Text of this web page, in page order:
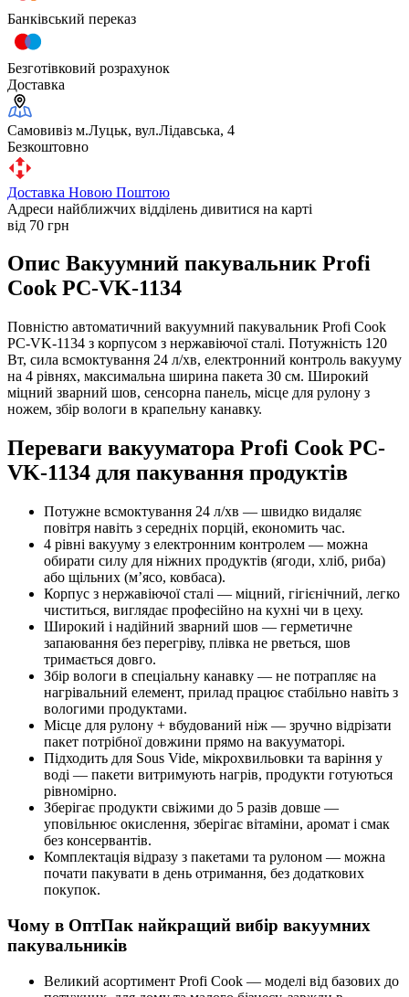
Банківський переказ
Безготівковий розрахунок
Доставка
Самовивіз м.Луцьк, вул.Лідавська, 4
Безкоштовно
Доставка Новою Поштою
Адреси найближчих відділень дивитися на карті
від 70 грн
Опис Вакуумний пакувальник Profi
Cook PC-VK-1134
Повністю автоматичний вакуумний пакувальник Profi Cook
PC-VK-1134 з корпусом з нержавіючої сталі. Потужність 120
Вт, сила всмоктування 24 л/хв, електронний контроль вакууму
на 4 рівнях, максимальна ширина пакета 30 см. Широкий
міцний зварний шов, сенсорна панель, місце для рулону з
ножем, збір вологи в крапельну канавку.
Переваги вакууматора Profi Cook PC-
VK-1134 для пакування продуктів
Потужне всмоктування 24 л/хв — швидко видаляє
повітря навіть з середніх порцій, економить час.
4 рівні вакууму з електронним контролем — можна
обирати силу для ніжних продуктів (ягоди, хліб, риба)
або щільних (м’ясо, ковбаса).
Корпус з нержавіючої сталі — міцний, гігієнічний, легко
чиститься, виглядає професійно на кухні чи в цеху.
Широкий і надійний зварний шов — герметичне
запаювання без перегріву, плівка не рветься, шов
тримається довго.
Збір вологи в спеціальну канавку — не потрапляє на
нагрівальний елемент, прилад працює стабільно навіть з
вологими продуктами.
Місце для рулону + вбудований ніж — зручно відрізати
пакет потрібної довжини прямо на вакууматорі.
Підходить для Sous Vide, мікрохвильовки та варіння у
воді — пакети витримують нагрів, продукти готуються
рівномірно.
Зберігає продукти свіжими до 5 разів довше —
уповільнює окислення, зберігає вітаміни, аромат і смак
без консервантів.
Комплектація відразу з пакетами та рулоном — можна
почати пакувати в день отримання, без додаткових
покупок.
Чому в ОптПак найкращий вибір вакуумних
пакувальників
Великий асортимент Profi Cook — моделі від базових до